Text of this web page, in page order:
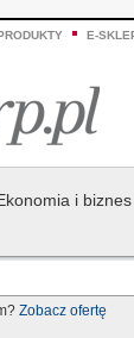
E-
i biznes
Zobacz ofertę